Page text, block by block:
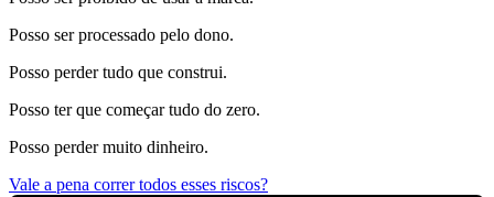
Posso ser processado pelo dono.
Posso perder tudo que construi.
Posso ter que começar tudo do zero.
Posso perder muito dinheiro.
Vale a pena correr todos esses riscos?